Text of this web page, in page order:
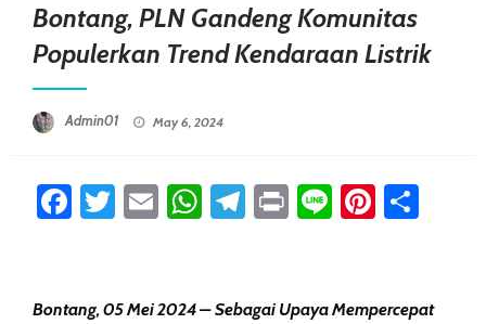
Bontang, PLN Gandeng Komunitas
Populerkan Trend Kendaraan Listrik
Admin01 May 6, 2024
Facebook
Twitter
EmailWhatsApp
Telegram
PrintLine
Bontang, 05 Mei 2024 – Sebagai Upaya Mempercepat